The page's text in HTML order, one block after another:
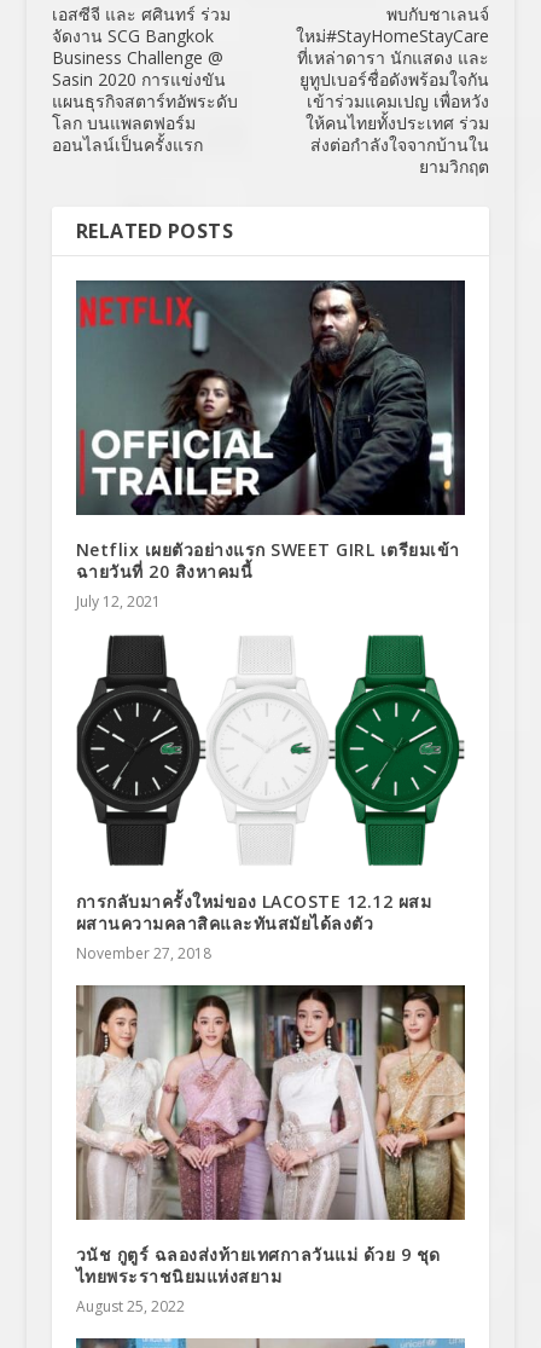
เอสซีจี และ ศศินทร์ ร่วม
จัดงาน SCG Bangkok
Business Challenge @
Sasin 2020 การแข่งขัน
แผนธุรกิจสตาร์ทอัพระดับ
โลก บนแพลตฟอร์ม
ออนไลน์เป็นครั้งแรก
พบกับชาเลนจ์
ใหม่#StayHomeStayCare
ที่เหล่าดารา นักแสดง และ
ยูทูปเบอร์ชื่อดังพร้อมใจกัน
เข้าร่วมแคมเปญ เพื่อหวัง
ให้คนไทยทั้งประเทศ ร่วม
ส่งต่อกำลังใจจากบ้านใน
ยามวิกฤต
RELATED POSTS
Netflix เผยตัวอย่างแรก SWEET GIRL เตรียมเข้า
ฉายวันที่ 20 สิงหาคมนี้
July 12, 2021
การกลับมาครั้งใหม่ของ LACOSTE 12.12 ผสม
ผสานความคลาสิคและทันสมัยได้ลงตัว
November 27, 2018
วนัช กูตูร์ ฉลองส่งท้ายเทศกาลวันแม่ ด้วย 9 ชุด
ไทยพระราชนิยมแห่งสยาม
August 25, 2022